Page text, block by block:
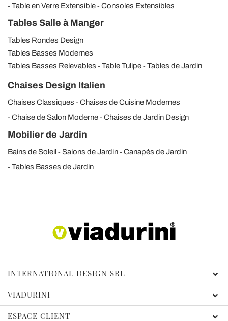
Table en Verre Extensible
Consoles Extensibles
Tables Salle à Manger
Tables Rondes Design
Tables Basses Modernes
Tables Basses Relevables
Table Tulipe Tables de Jardin
Chaises Design Italien
Chaises Classiques
Chaises de Cuisine Modernes
Chaise de Salon Moderne
Chaises de Jardin Design
Mobilier de Jardin
Bains de Soleil Salons de Jardin
Canapés de Jardin
Tables Basses de Jardin
INTERNATIONAL DESIGN SRL
VIADURINI
ESPACE CLIENT